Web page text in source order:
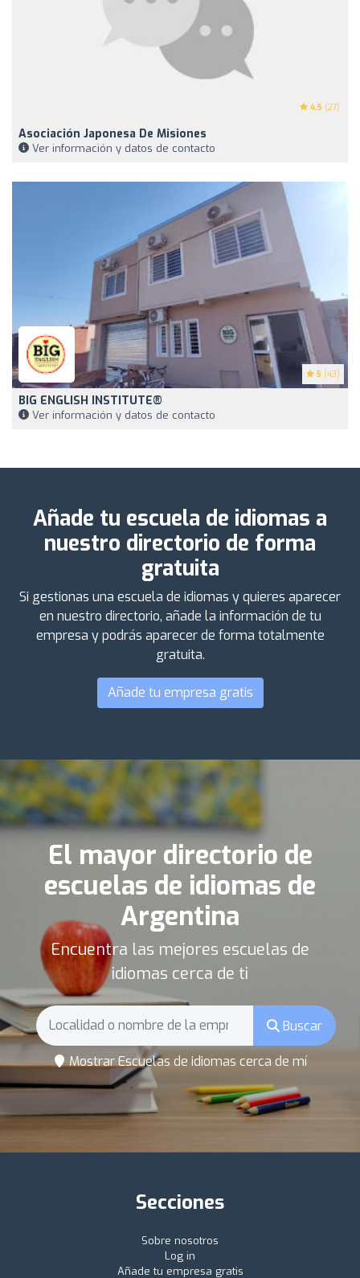
4.5 (27)
Asociación Japonesa De Misiones
Ver información y datos de contacto
5 (43)
BIG ENGLISH INSTITUTE®
Ver información y datos de contacto
Añade tu escuela de idiomas a
nuestro directorio de forma
gratuita
Si gestionas una escuela de idiomas y quieres aparecer
en nuestro directorio, añade la información de tu
empresa y podrás aparecer de forma totalmente
gratuita.
Añade tu empresa gratis
El mayor directorio de
escuelas de idiomas de
Argentina
Encuentra las mejores escuelas de
idiomas cerca de ti
Buscar
Mostrar Escuelas de idiomas cerca de mí
Secciones
Sobre nosotros
Log in
Añade tu empresa gratis